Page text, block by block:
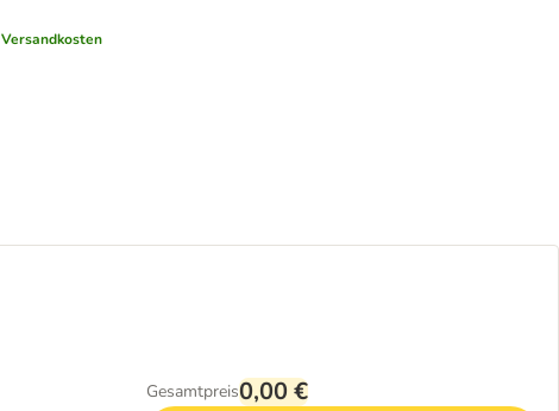
Versandkosten
Gesamtpreis0,00 €